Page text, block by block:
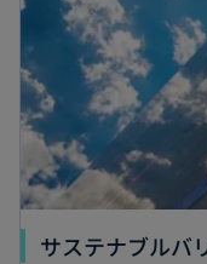
サステナブルバ